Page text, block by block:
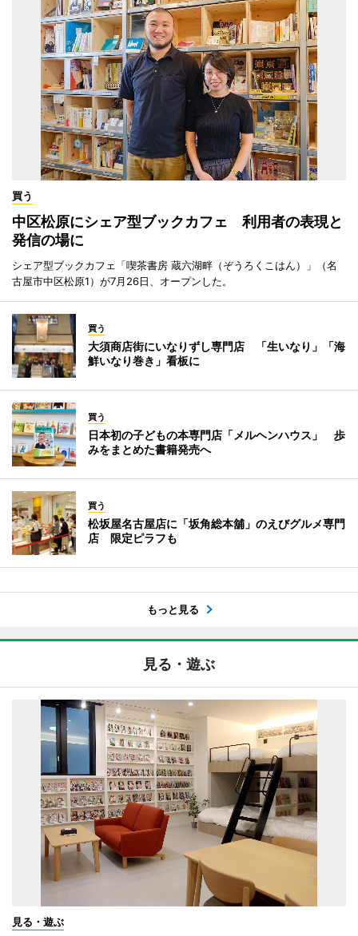
買う
中区松原にシェア型ブックカフェ 利用者の表現と
発信の場に
シェア型ブックカフェ「喫茶書房 蔵六湖畔（ぞうろくこはん）」（名
古屋市中区松原1）が7月26日、オープンした。
買う
大須商店街にいなりずし専門店 「生いなり」「海
鮮いなり巻き」看板に
買う
日本初の子どもの本専門店「メルヘンハウス」 歩
みをまとめた書籍発売へ
買う
松坂屋名古屋店に「坂角総本舖」のえびグルメ専門
店 限定ピラフも
もっと見る
見る・遊ぶ
見る・遊ぶ